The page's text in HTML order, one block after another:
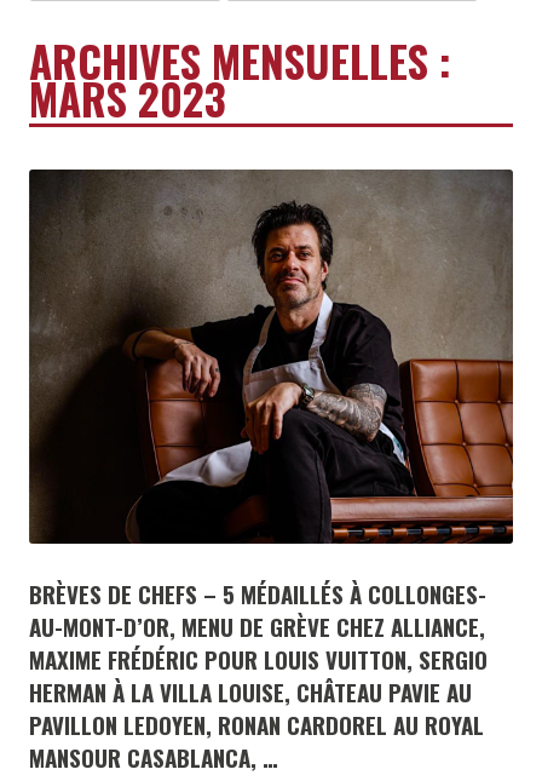
ARCHIVES MENSUELLES :
MARS 2023
BRÈVES DE CHEFS – 5 MÉDAILLÉS À COLLONGES-
AU-MONT-D’OR, MENU DE GRÈVE CHEZ ALLIANCE,
MAXIME FRÉDÉRIC POUR LOUIS VUITTON, SERGIO
HERMAN À LA VILLA LOUISE, CHÂTEAU PAVIE AU
PAVILLON LEDOYEN, RONAN CARDOREL AU ROYAL
MANSOUR CASABLANCA, …